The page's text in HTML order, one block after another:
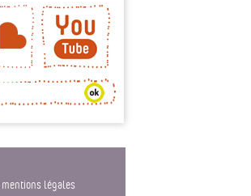
mentions légales